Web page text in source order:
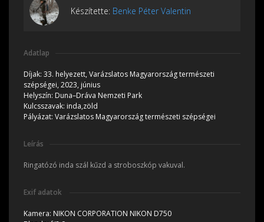
Készítette: Benke Péter Valentin
Adatlap
Díjak: 33. helyezett, Varázslatos Magyarország természeti
szépségei, 2023, június
Helyszín: Duna–Dráva Nemzeti Park
Kulcsszavak: inda,zöld
Pályázat: Varázslatos Magyarország természeti szépségei
Leírás
Ringatózó inda szál kűzd a stroboszkóp vakuval.
Exif adatok
Kamera: NIKON CORPORATION NIKON D750